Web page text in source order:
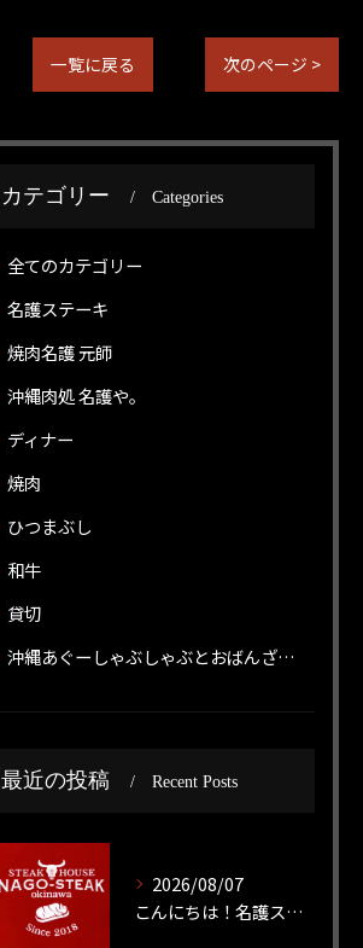
一覧に戻る 次のページ >
カテゴリー Categories
全てのカテゴリー
名護ステーキ
焼肉名護 元師
沖縄肉処 名護や。
ディナー
焼肉
ひつまぶし
和牛
貸切
沖縄あぐーしゃぶしゃぶとおばんざいのお店 神威 カムイ
最近の投稿 Recent Posts
2026/08/07
こんにちは！名護ステーキです！